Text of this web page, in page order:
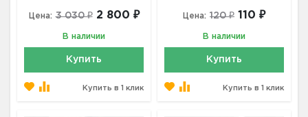
Цена: 3 030 ₽ 2 800 ₽
В наличии
Купить
Купить в 1 клик
Цена: 120 ₽ 110 ₽
В наличии
Купить
Купить в 1 клик